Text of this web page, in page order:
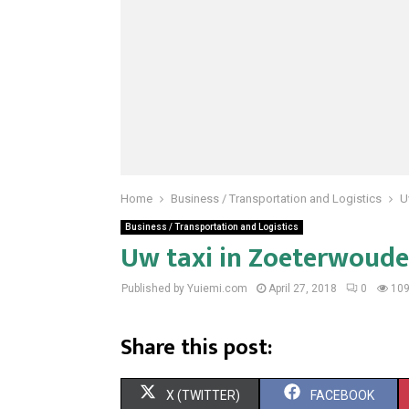
Home Business / Transportation and Logistics
Business / Transportation and Logistics
Uw taxi in Zoeterwoude
Published by Yuiemi.com April 27, 2018 0
Share this post:
S
X (TWITTER) S
FACEBOOK